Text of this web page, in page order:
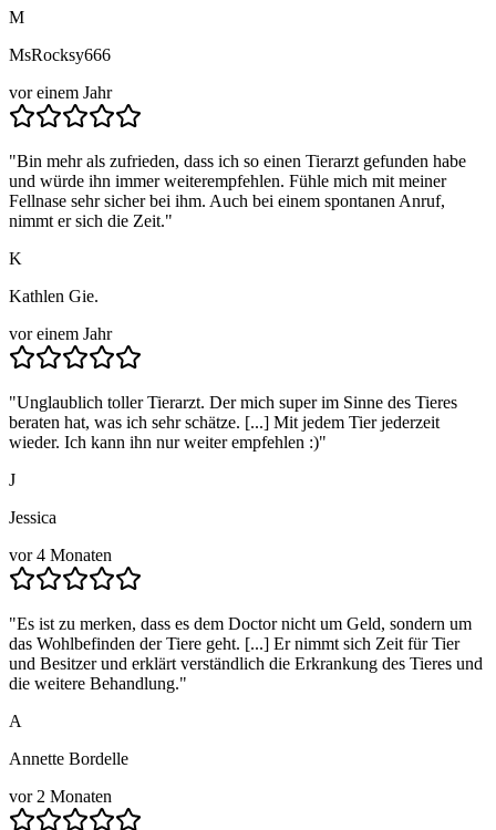
M
MsRocksy666
vor einem Jahr
"Bin mehr als zufrieden, dass ich so einen Tierarzt gefunden habe
und würde ihn immer weiterempfehlen. Fühle mich mit meiner
Fellnase sehr sicher bei ihm. Auch bei einem spontanen Anruf,
nimmt er sich die Zeit."
K
Kathlen Gie.
vor einem Jahr
"Unglaublich toller Tierarzt. Der mich super im Sinne des Tieres
beraten hat, was ich sehr schätze. [...] Mit jedem Tier jederzeit
wieder. Ich kann ihn nur weiter empfehlen :)"
J
Jessica
vor 4 Monaten
"Es ist zu merken, dass es dem Doctor nicht um Geld, sondern um
das Wohlbefinden der Tiere geht. [...] Er nimmt sich Zeit für Tier
und Besitzer und erklärt verständlich die Erkrankung des Tieres und
die weitere Behandlung."
A
Annette Bordelle
vor 2 Monaten